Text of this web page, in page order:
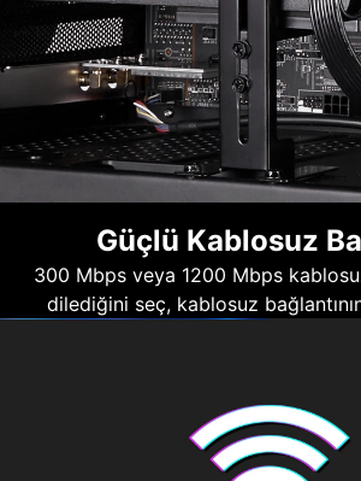
Güçlü Kablosuz
300 Mbps veya 1200 Mbps
dilediğini seç, kablosuz